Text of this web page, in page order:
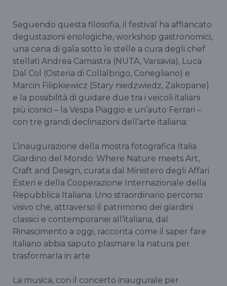
Seguendo questa filosofia, il festival ha affiancato
degustazioni enologiche, workshop gastronomici,
una cena di gala sotto le stelle a cura degli chef
stellati Andrea Camastra (NUTA, Varsavia), Luca
Dal Col (Osteria di Collalbrigo, Conegliano) e
Marcin Filipkiewicz (Stary niedzwiedz, Zakopane)
e la possibilità di guidare due tra i veicoli italiani
più iconici – la Vespa Piaggio e un’auto Ferrari –
con tre grandi declinazioni dell’arte italiana:
L’inaugurazione della mostra fotografica Italia
Giardino del Mondo: Where Nature meets Art,
Craft and Design, curata dal Ministero degli Affari
Esteri e della Cooperazione Internazionale della
Repubblica Italiana. Uno straordinario percorso
visivo che, attraverso il patrimonio dei giardini
classici e contemporanei all’italiana, dal
Rinascimento a oggi, racconta come il saper fare
italiano abbia saputo plasmare la natura per
trasformarla in arte
La musica, con il concerto inaugurale per